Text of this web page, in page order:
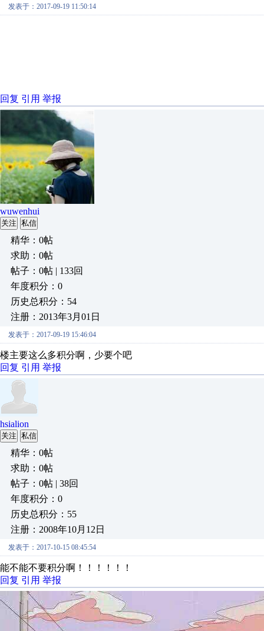
发表于：2017-09-19 11:50:14
回复 引用 举报
wuwenhui
关注 私信
精华：0帖
求助：0帖
帖子：0帖 | 133回
年度积分：0
历史总积分：54
注册：2013年3月01日
发表于：2017-09-19 15:46:04
楼主要这么多积分啊，少要个吧
回复 引用 举报
hsialion
关注 私信
精华：0帖
求助：0帖
帖子：0帖 | 38回
年度积分：0
历史总积分：55
注册：2008年10月12日
发表于：2017-10-15 08:45:54
能不能不要积分啊！！！！！！
回复 引用 举报